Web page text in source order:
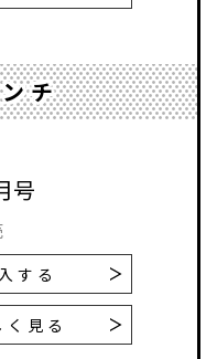
チ
号
する
く見る